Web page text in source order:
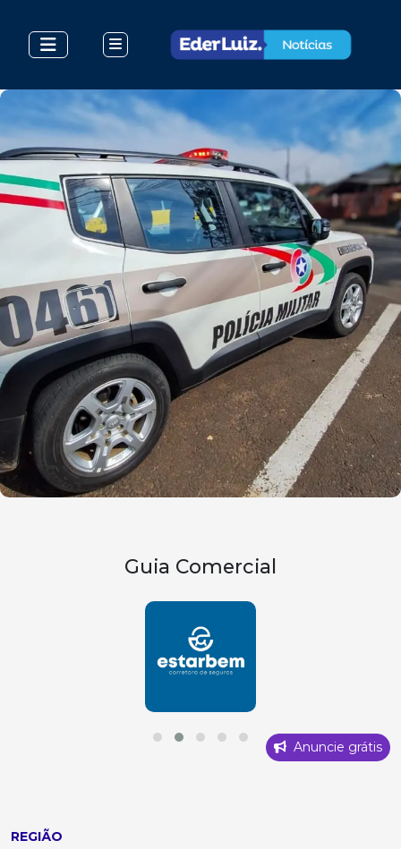
Guia Comercial
Anuncie grátis
REGIÃO